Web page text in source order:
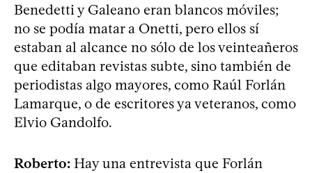
Benedetti y Galeano eran blancos móviles;
no se podía matar a Onetti, pero ellos sí
estaban al alcance no sólo de los veinteañeros
que editaban revistas subte, sino también de
periodistas algo mayores, como Raúl Forlán
Lamarque, o de escritores ya veteranos, como
Elvio Gandolfo.
Roberto: Hay una entrevista que Forlán